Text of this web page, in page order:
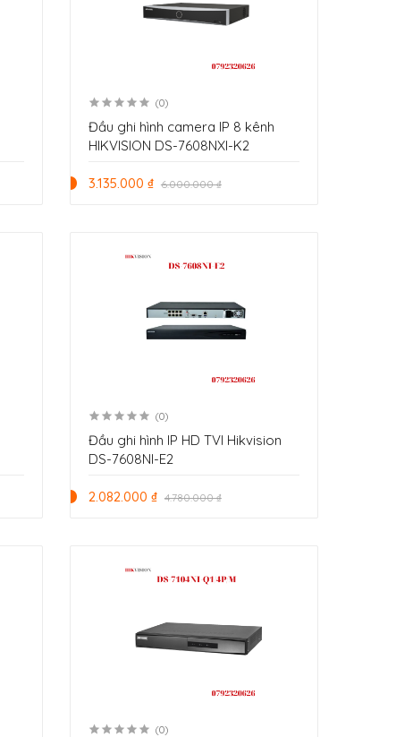
(0)
Đầu ghi hình camera IP 8 kênh
HIKVISION DS-7608NXI-K2
3.135.000 ₫ 6.000.000 ₫
(0)
Đầu ghi hình IP HD TVI Hikvision
DS-7608NI-E2
2.082.000 ₫ 4.780.000 ₫
(0)